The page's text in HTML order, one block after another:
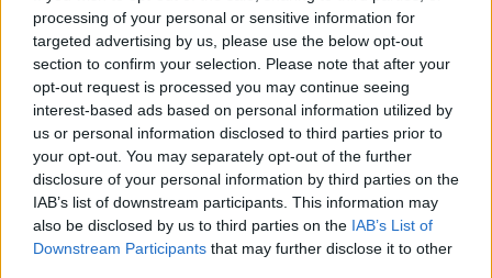
processing of your personal or sensitive information for
targeted advertising by us, please use the below opt-out
section to confirm your selection. Please note that after your
opt-out request is processed you may continue seeing
interest-based ads based on personal information utilized by
us or personal information disclosed to third parties prior to
your opt-out. You may separately opt-out of the further
disclosure of your personal information by third parties on the
IAB’s list of downstream participants. This information may
also be disclosed by us to third parties on the IAB’s List of
Downstream Participants that may further disclose it to other
porażkę 0:2.
Nigma Galaxy pokazuje siłę
Drużyna Kuro "KuroKy'ego" Salehiego Takhasomiego
rozpoczęła mecz z przytupem za sprawą zamiany
pozycjami swojej trójki core'ów. Nigma wygrała dwie
linie, a tempo stworzone w środkowej fazie gry
pozwoliło na zdobycie ważnych eliminacji. W 20. minucie
meczu przegrana przez Secret walka pozwoliła
rywalom wypracować przewagę w wysokości 5 tysięcy